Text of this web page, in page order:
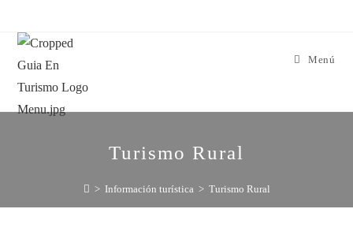
Menú
Turismo Rural
> Información turística > Turismo Rural